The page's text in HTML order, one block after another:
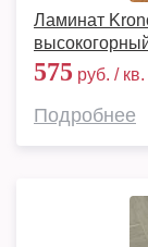
Ламинат
575 руб. /
Подробнее